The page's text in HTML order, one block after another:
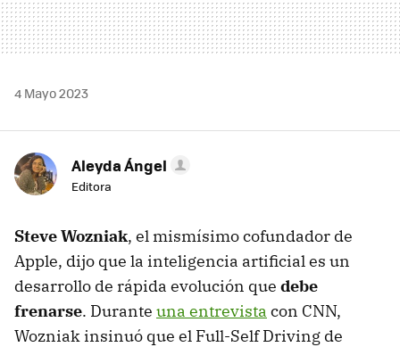
4 Mayo 2023
Aleyda Ángel
Editora
Steve Wozniak, el mismísimo cofundador de
Apple, dijo que la inteligencia artificial es un
desarrollo de rápida evolución que debe
frenarse. Durante una entrevista con CNN,
Wozniak insinuó que el Full-Self Driving de